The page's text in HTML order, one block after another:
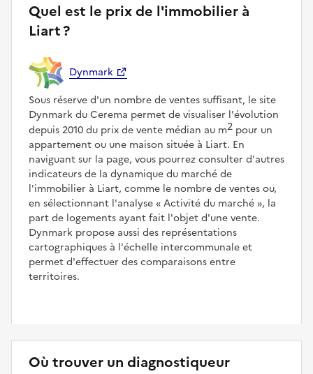
Quel est le prix de l'immobilier à
Liart ?
Dynmark
Sous réserve d'un nombre de ventes suffisant, le site
Dynmark du Cerema permet de visualiser l'évolution
depuis 2010 du prix de vente médian au m2 pour un
appartement ou une maison située à Liart. En
naviguant sur la page, vous pourrez consulter d'autres
indicateurs de la dynamique du marché de
l'immobilier à Liart, comme le nombre de ventes ou,
en sélectionnant l'analyse
Activité du marché , la
part de logements ayant fait l'objet d'une vente.
Dynmark propose aussi des représentations
cartographiques à l'échelle intercommunale et
permet d'effectuer des comparaisons entre
territoires.
Où trouver un diagnostiqueur